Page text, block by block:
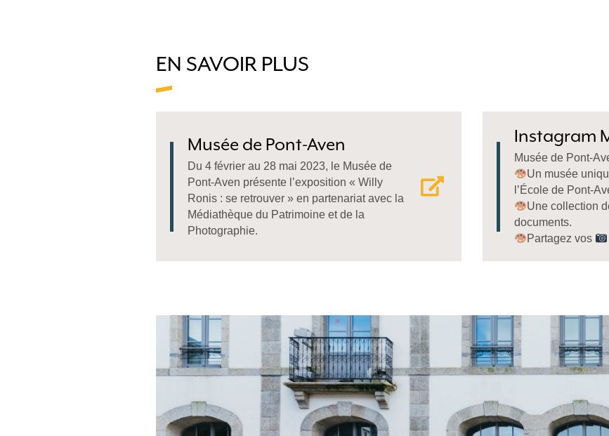
EN SAVOIR PLUS
Musée de Pont-Aven
Du 4 février au 28 mai 2023, le Musée de
Pont-Aven présente l’exposition « Willy
Ronis : se retrouver » en partenariat avec la
Médiathèque du Patrimoine et de la
Photographie.
Instagram
Musée de Pont-
Un musée
l’École de Pont-
Une collection
documents.
Partagez vos